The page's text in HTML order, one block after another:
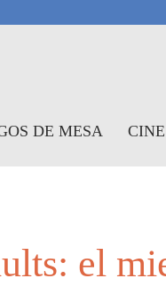
DE MESA
el